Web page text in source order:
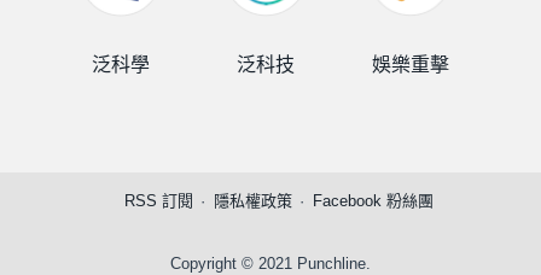
泛科學 泛科技 娛樂重擊
RSS 訂閱 隱私權政策 Facebook 粉絲團
Copyright © 2021 Punchline.